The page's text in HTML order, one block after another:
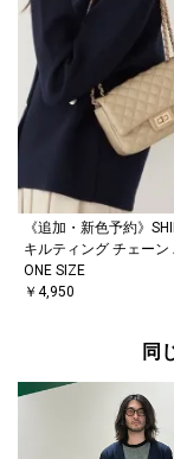
《追加・新色予約》
キルティング チェー
ONE SIZE
￥4,950
同